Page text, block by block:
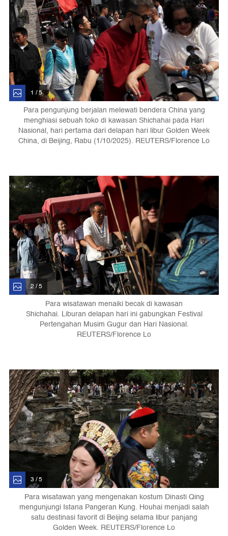
1 / 5
Para pengunjung berjalan melewati bendera China yang
menghiasi sebuah toko di kawasan Shichahai pada Hari
Nasional, hari pertama dari delapan hari libur Golden Week
China, di Beijing, Rabu (1/10/2025). REUTERS/Florence Lo
2 / 5
Para wisatawan menaiki becak di kawasan
Shichahai. Liburan delapan hari ini gabungkan Festival
Pertengahan Musim Gugur dan Hari Nasional.
REUTERS/Florence Lo
3 / 5
Para wisatawan yang mengenakan kostum Dinasti Qing
mengunjungi Istana Pangeran Kung. Houhai menjadi salah
satu destinasi favorit di Beijing selama libur panjang
Golden Week. REUTERS/Florence Lo